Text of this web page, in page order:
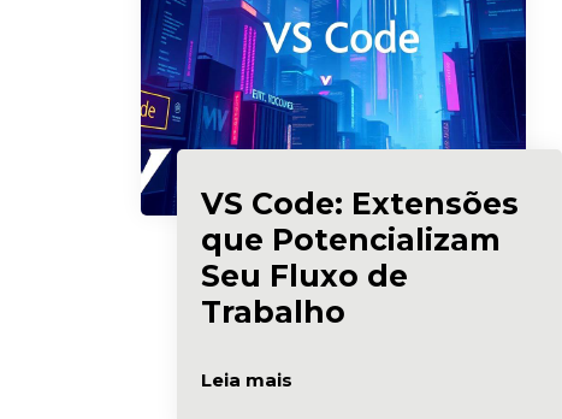
VS Code: Extensões
que Potencializam
Seu Fluxo de
Trabalho
Leia mais